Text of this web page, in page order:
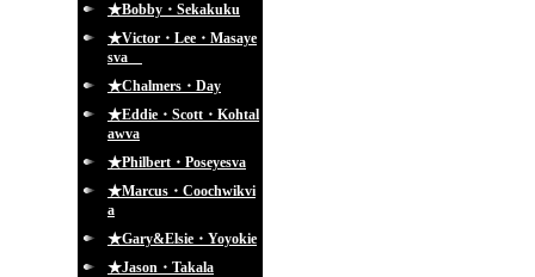
★Bobby・Sekakuku
★Victor・Lee・Masaye
sva
★Chalmers・Day
★Eddie・Scott・Kohtal
awva
★Philbert・Poseyesva
★Marcus・Coochwikvi
a
★Gary&Elsie・Yoyokie
★Jason・Takala